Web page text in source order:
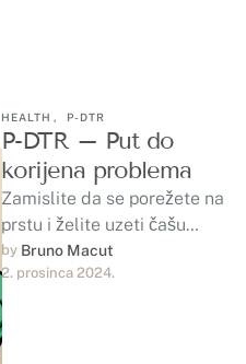
HEALTH , P-DTR
P-DTR – Put do
korijena problema
Zamislite da se porežete na
prstu i želite uzeti čašu
vode. Pri tome ćete izbjeći
pritiskanje povrijeđenog
prsta …
by Bruno Macut
2. prosinca 2024.